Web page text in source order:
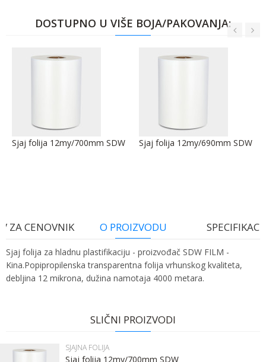
DOSTUPNO U VIŠE BOJA/PAKOVANJA:
Sjaj folija 12my/700mm SDW Sjaj folija 12my/690mm SDW
ZA CENOVNIK O PROIZVODU
Sjaj folija za hladnu plastifikaciju - proizvođač SDW FILM -
Kina.Popipropilenska transparentna folija vrhunskog kvaliteta,
debljina 12 mikrona, dužina namotaja 4000 metara.
Brend
SDW FILMS
SLIČNI PROIZVODI
SJAJNA FOLIJA
Sjaj folija 12my/700mm SDW